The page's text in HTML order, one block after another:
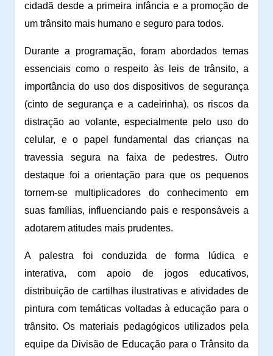
cidadã desde a primeira infância e a promoção de
um trânsito mais humano e seguro para todos.
Durante a programação, foram abordados temas
essenciais como o respeito às leis de trânsito, a
importância do uso dos dispositivos de segurança
(cinto de segurança e a cadeirinha), os riscos da
distração ao volante, especialmente pelo uso do
celular, e o papel fundamental das crianças na
travessia segura na faixa de pedestres. Outro
destaque foi a orientação para que os pequenos
tornem-se multiplicadores do conhecimento em
suas famílias, influenciando pais e responsáveis a
adotarem atitudes mais prudentes.
A palestra foi conduzida de forma lúdica e
interativa, com apoio de jogos educativos,
distribuição de cartilhas ilustrativas e atividades de
pintura com temáticas voltadas à educação para o
trânsito. Os materiais pedagógicos utilizados pela
equipe da Divisão de Educação para o Trânsito da